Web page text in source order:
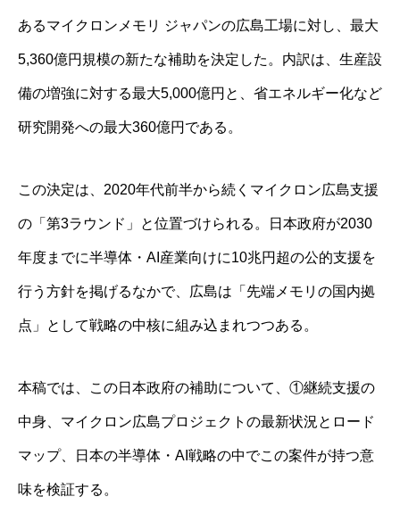
あるマイクロンメモリ ジャパンの広島工場に対し、最大
5,360億円規模の新たな補助を決定した。内訳は、生産設
備の増強に対する最大5,000億円と、省エネルギー化など
研究開発への最大360億円である。
この決定は、2020年代前半から続くマイクロン広島支援
の「第3ラウンド」と位置づけられる。日本政府が2030
年度までに半導体・AI産業向けに10兆円超の公的支援を
行う方針を掲げるなかで、広島は「先端メモリの国内拠
点」として戦略の中核に組み込まれつつある。
本稿では、この日本政府の補助について、①継続支援の
中身、マイクロン広島プロジェクトの最新状況とロード
マップ、日本の半導体・AI戦略の中でこの案件が持つ意
味を検証する。